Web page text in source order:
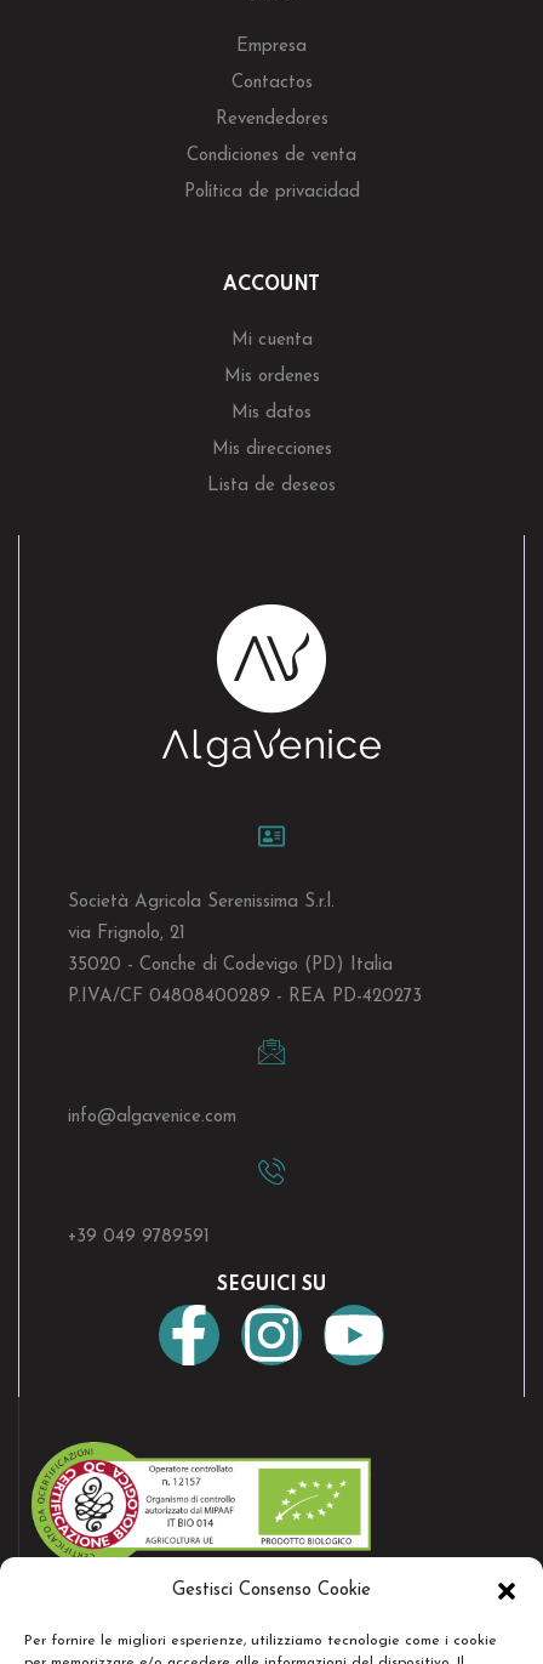
Gestisci Consenso Cookie
Per fornire le migliori esperienze, utilizziamo tecnologie come i cookie
Empresa
Contactos
Revendedores
Condiciones de venta
Política de privacidad
ACCOUNT
Mi cuenta
Mis ordenes
Mis datos
Mis direcciones
Lista de deseos
Società Agricola Serenissima S.r.l.
via Frignolo, 21
35020 - Conche di Codevigo (PD) Italia
P.IVA/CF 04808400289 - REA PD-420273
info@algavenice.com
+39 049 9789591
SEGUICI SU
Bio certificate nr.12157